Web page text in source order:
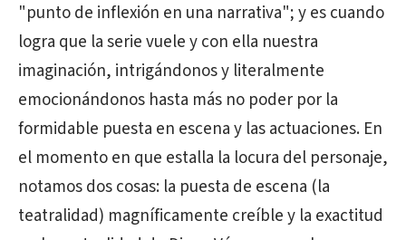
"punto de inflexión en una narrativa"; y es cuando
logra que la serie vuele y con ella nuestra
imaginación, intrigándonos y literalmente
emocionándonos hasta más no poder por la
formidable puesta en escena y las actuaciones. En
el momento en que estalla la locura del personaje,
notamos dos cosas: la puesta de escena (la
teatralidad) magníficamente creíble y la exactitud